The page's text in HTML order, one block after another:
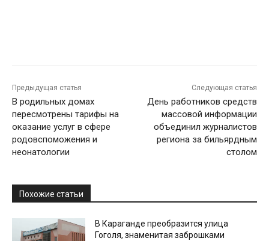
Предыдущая статья
В родильных домах
пересмотрены тарифы на
оказание услуг в сфере
родовспоможения и
неонатологии
Следующая статья
День работников средств
массовой информации
объединил журналистов
региона за бильярдным
столом
Похожие статьи
В Караганде преобразится улица
Гоголя, знаменитая заброшками